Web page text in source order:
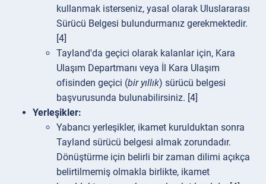
kullanmak isterseniz, yasal olarak Uluslararası
Sürücü Belgesi bulundurmanız gerekmektedir.
[4]
Tayland'da geçici olarak kalanlar için, Kara
Ulaşım Departmanı veya İl Kara Ulaşım
ofisinden geçici (bir yıllık) sürücü belgesi
başvurusunda bulunabilirsiniz. [4]
Yerleşikler:
Yabancı yerleşikler, ikamet kurulduktan sonra
Tayland sürücü belgesi almak zorundadır.
Dönüştürme için belirli bir zaman dilimi açıkça
belirtilmemiş olmakla birlikte, ikamet